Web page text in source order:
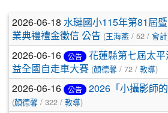
文章列表
2026-06-18 水璉國小115年第81屆
業典禮禮金徵信 公告 (王海燕 / 52 / 會計
2026-06-16 公告
花蓮縣第七屆太
益全國自走車大賽 (顏德馨 / 72 / 教導)
2026-06-16 公告 2026「小攝影師
(顏德馨 / 322 / 教導)